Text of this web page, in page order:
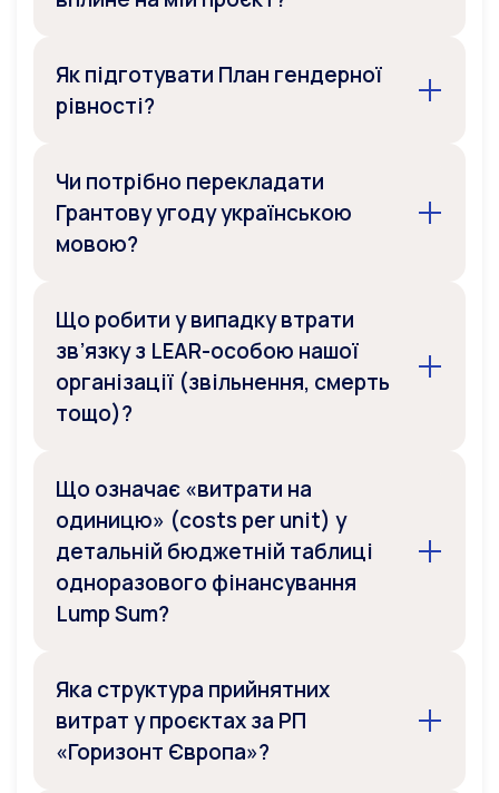
Як підготувати План гендерної
рівності?
Чи потрібно перекладати
Грантову угоду українською
мовою?
Що робити у випадку втрати
зв’язку з LEAR-особою нашої
організації (звільнення, смерть
тощо)?
Що означає «витрати на
одиницю» (costs per unit) у
детальній бюджетній таблиці
одноразового фінансування
Lump Sum?
Яка структура прийнятних
витрат у проєктах за РП
«Горизонт Європа»?